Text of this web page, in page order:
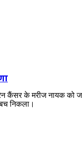
कैंसर के मरीज नायक
निकला।